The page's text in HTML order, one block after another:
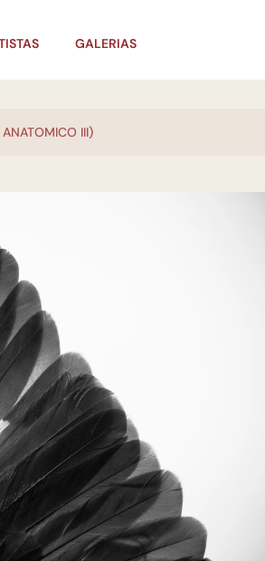
GALERIAS
III)